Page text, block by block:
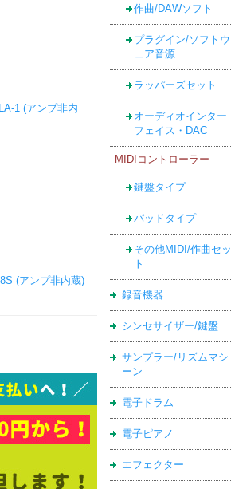
作曲/DAWソフト
プラグイン/ソフトウ
ェア音源
ラッパーズセット
オーディオインター
フェイス・DAC
MIDIコントローラー
鍵盤タイプ
パッドタイプ
その他MIDI/作曲セッ
ト
録音機器
シンセサイザー/鍵盤
サンプラー/リズムマシ
ーン
電子ドラム
電子ピアノ
エフェクター
1 (アンプ非内
(アンプ非内蔵)